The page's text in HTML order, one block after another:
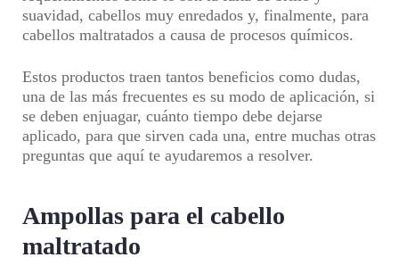
suavidad, cabellos muy enredados y, finalmente, para
cabellos maltratados a causa de procesos químicos.
Estos productos traen tantos beneficios como dudas,
una de las más frecuentes es su modo de aplicación, si
se deben enjuagar, cuánto tiempo debe dejarse
aplicado, para que sirven cada una, entre muchas otras
preguntas que aquí te ayudaremos a resolver.
Ampollas para el cabello
maltratado